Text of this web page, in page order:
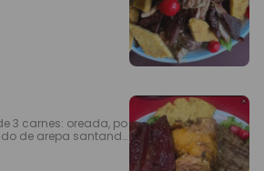
del apetito!!!
3 carnes: oreada, po
de arepa santande